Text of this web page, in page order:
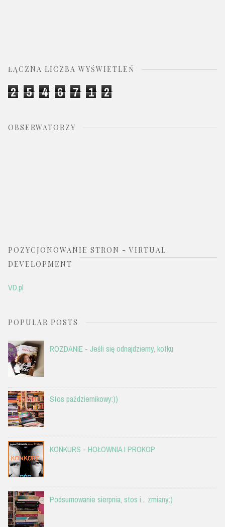
ŁĄCZNA LICZBA WYŚWIETLEŃ
2 5 4 6 7 1 2
OBSERWATORZY
POZYCJONOWANIE STRON - VIRTUAL
DEVELOPMENT
VD.pl
POPULAR POSTS
ROZDANIE - Jeśli się odnajdziemy, kotku
Stos październikowy:))
KONKURS - HOŁOWNIA I PROKOP
Podsumowanie sierpnia, stos i... zmiany:)